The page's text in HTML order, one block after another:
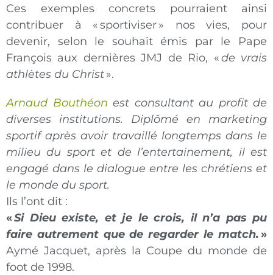
Ces exemples concrets pourraient ainsi
contribuer à « sportiviser » nos vies, pour
devenir, selon le souhait émis par le Pape
François aux dernières JMJ de Rio, «de vrais
athlètes du Christ».
Arnaud Bouthéon est consultant au profit de
diverses institutions. Diplômé en marketing
sportif après avoir travaillé longtemps dans le
milieu du sport et de l’entertainement, il est
engagé dans le dialogue entre les chrétiens et
le monde du sport.
Ils l’ont dit :
«Si Dieu existe, et je le crois, il n’a pas pu
faire autrement que de regarder le match.»
Aymé Jacquet, après la Coupe du monde de
foot de 1998.